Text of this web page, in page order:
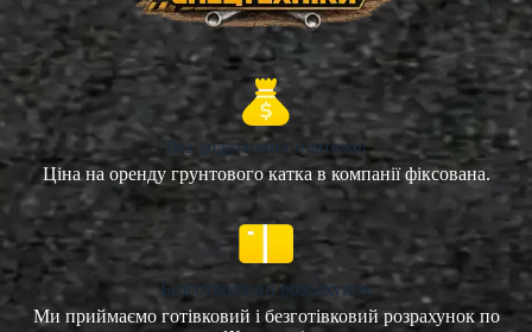
Без додаткових платежів
Ціна на оренду грунтового катка в компанії фіксована.
Безготівковий розрахунок
Ми приймаємо готівковий і безготівковий розрахунок по